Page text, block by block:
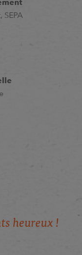
SEPA
ts heureux !